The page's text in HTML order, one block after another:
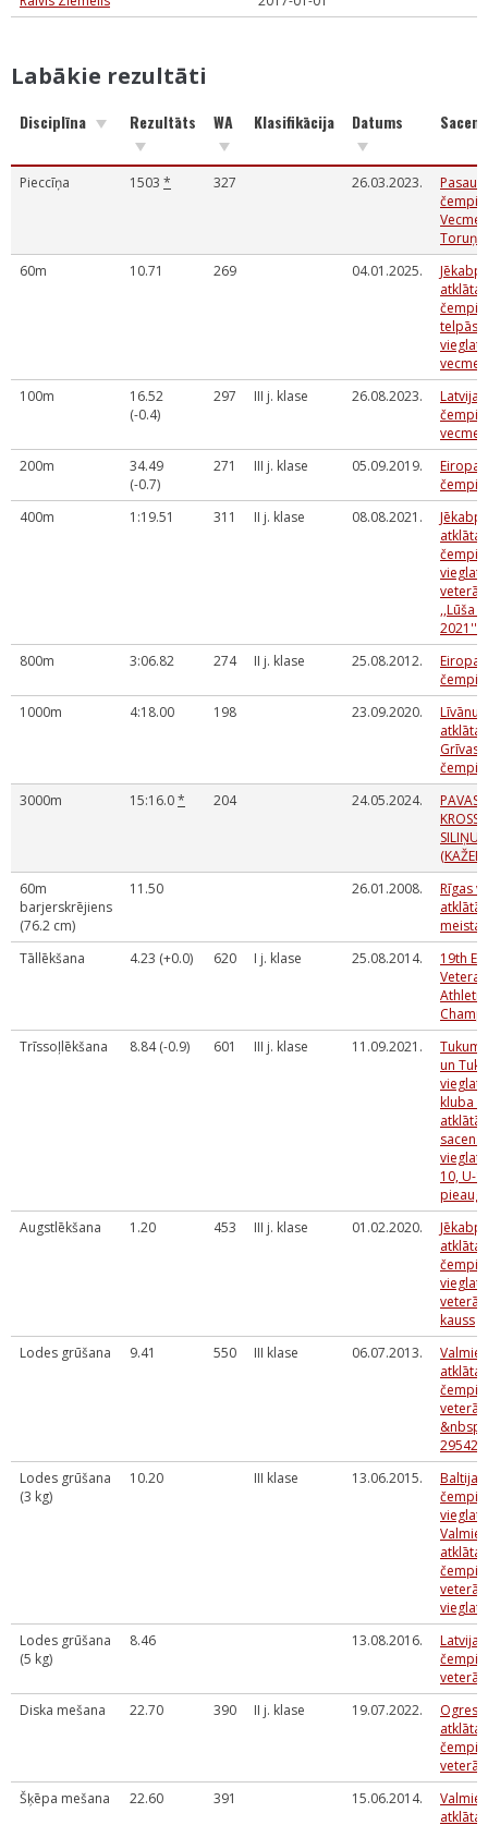
Labākie rezultāti
Disciplīna Rezultāts WA Klasifikācija Datums
Pieccīņa 1503 * 327 26.03.2023.
Toruņa
60m
10.71 269 04.01.2025.
telpās
100m
16.52
(-0.4)
297 III j. klase 26.08.2023.
Latvijas
200m
34.49
(-0.7)
271 III j. klase 05.09.2019.
400m
1:19.51 311 II j. klase 08.08.2021.
,,Lūša
2021''
800m
3:06.82 274 II j. klase 25.08.2012.
1000m
4:18.00 198 23.09.2020.
Līvānu
Grīvas
3000m
15:16.0* 204 24.05.2024.
KROSS
SILIŅU
60m
barjerskrējiens
(76.2 cm)
11.50 26.01.2008.
Rīgas
atklātās
Tāllēkšana
4.23 (+0.0) 620 I j. klase 25.08.2014.
19th
Trīssoļlēkšana
8.84 (-0.9) 601 III j. klase 11.09.2021.
un
kluba
atklātās
10, U-
Augstlēkšana
1.20 453 III j. klase 01.02.2020.
kauss
Lodes grūšana
9.41 550 III klase 06.07.2013.
Lodes grūšana
(3 kg)
10.20 III klase 13.06.2015.
Lodes grūšana
(5 kg)
8.46 13.08.2016.
Latvijas
Diska mešana
22.70 390 II j. klase 19.07.2022.
Ogres
Šķēpa mešana
22.60 391 15.06.2014.